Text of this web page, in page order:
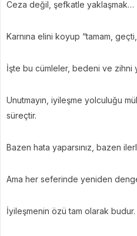
Ceza değil, şefkatle yaklaşmak…
Karnına elini koyup “tamam,
İşte bu cümleler, bedeni ve zihni
Unutmayın, iyileşme yolculuğu
süreçtir.
Bazen hata yaparsınız, bazen
Ama her seferinde yeniden
İyileşmenin özü tam olarak budur.